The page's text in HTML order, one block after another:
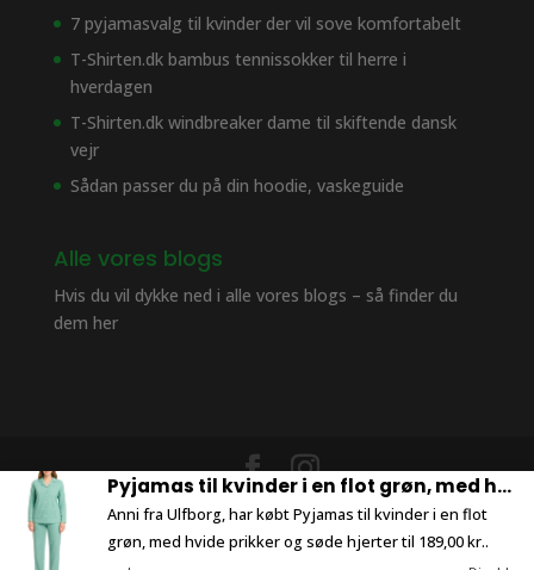
7 pyjamasvalg til kvinder der vil sove komfortabelt
T-Shirten.dk bambus tennissokker til herre i
hverdagen
T-Shirten.dk windbreaker dame til skiftende dansk
vejr
Sådan passer du på din hoodie, vaskeguide
Alle vores blogs
Hvis du vil dykke ned i alle vores blogs – så finder du
dem her
Design lavet afThe Morning Show
Pyjamas til kvinder i en flot grøn, med hvide prikker og søde hjerter
Anni fra Ulfborg, har købt Pyjamas til kvinder i en flot
grøn, med hvide prikker og søde hjerter til 189,00 kr..